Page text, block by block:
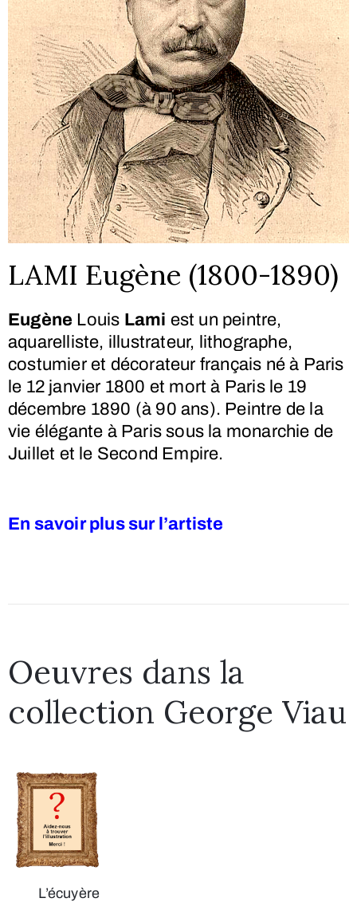
LAMI Eugène (1800-1890)
Eugène Louis Lami est un peintre,
aquarelliste, illustrateur, lithographe,
costumier et décorateur français né à Paris
le 12 janvier 1800 et mort à Paris le 19
décembre 1890 (à 90 ans). Peintre de la
vie élégante à Paris sous la monarchie de
Juillet et le Second Empire.
En savoir plus sur l’artiste
Oeuvres dans la
collection George Viau
L’écuyère